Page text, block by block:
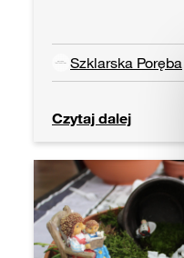
Szklarska Poręba
Czytaj dalej